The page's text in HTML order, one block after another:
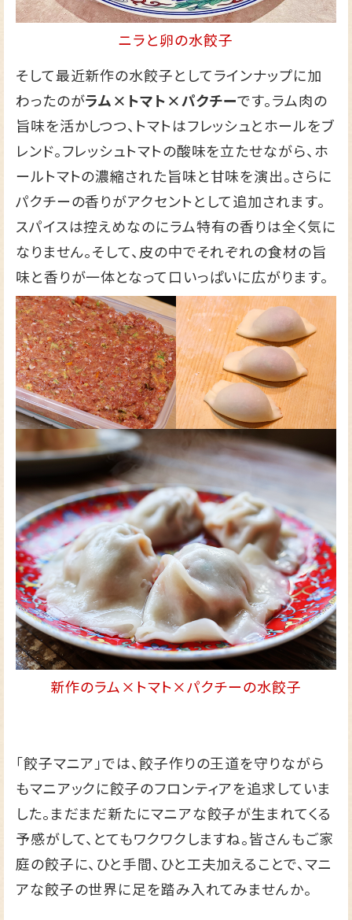
ニラと卵の水餃子
そして最近新作の水餃子としてラインナップに加
わったのがラム×トマト×パクチーです。ラム肉の
旨味を活かしつつ、トマトはフレッシュとホールをブ
レンド。フレッシュトマトの酸味を立たせながら、ホ
ールトマトの濃縮された旨味と甘味を演出。さらに
パクチーの香りがアクセントとして追加されます。
スパイスは控えめなのにラム特有の香りは全く気に
なりません。そして、皮の中でそれぞれの食材の旨
味と香りが一体となって口いっぱいに広がります。
新作のラム×トマト×パクチーの水餃子
「餃子マニア」では、餃子作りの王道を守りながら
もマニアックに餃子のフロンティアを追求していま
した。まだまだ新たにマニアな餃子が生まれてくる
予感がして、とてもワクワクしますね。皆さんもご家
庭の餃子に、ひと手間、ひと工夫加えることで、マニ
アな餃子の世界に足を踏み入れてみませんか。